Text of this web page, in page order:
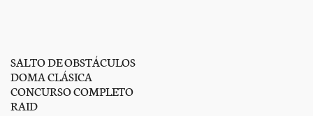
SALTO DE OBSTÁCULOS
DOMA CLÁSICA
CONCURSO COMPLETO
RAID